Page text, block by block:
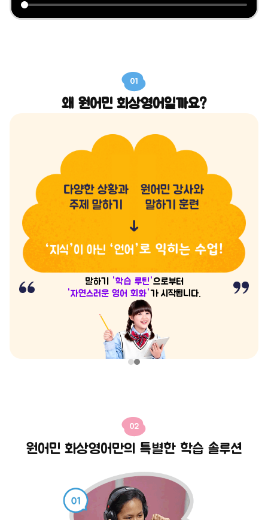
01
왜 원어민 화상영어일까요?
말하기 '학습 루틴'으로부터
'자연스러운 영어 회화'가 시작됩니다.
02
원어민 화상영어만의 특별한 학습 솔루션